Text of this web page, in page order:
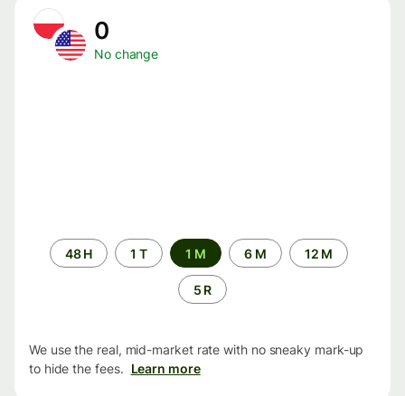
0
No change
Time
period
48 H 1 T 1 M 6 M 12 M
5 R
We use the real, mid-market rate with no sneaky mark-up
to hide the fees. Learn more